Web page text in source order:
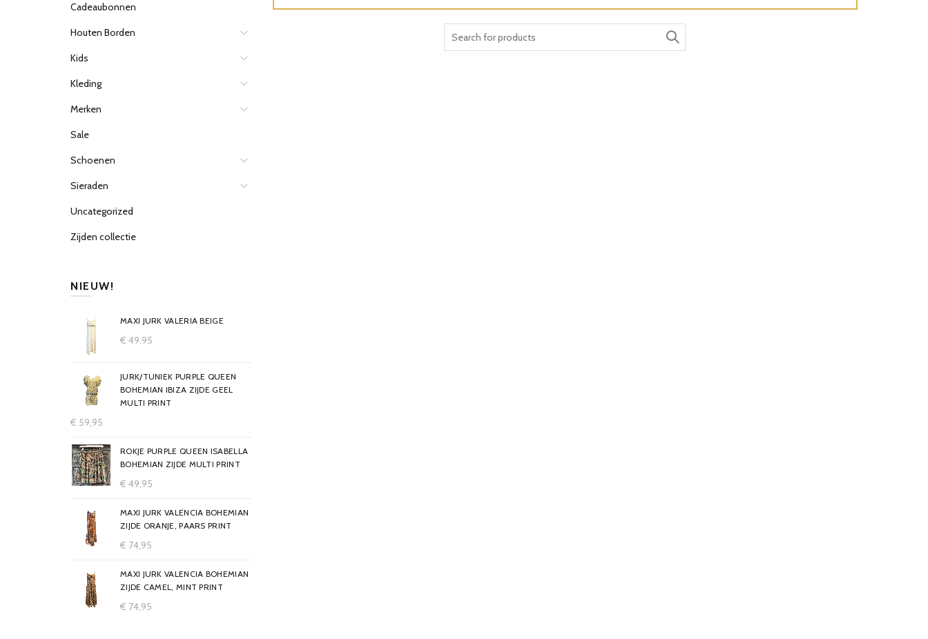
Cadeaubonnen
Houten Borden
Kids
Kleding
Merken
Sale
Schoenen
Sieraden
Uncategorized
Zijden collectie
NIEUW!
MAXI JURK VALERIA BEIGE
€ 49,95
JURK/TUNIEK PURPLE QUEEN
BOHEMIAN IBIZA ZIJDE GEEL
MULTI PRINT
€ 59,95
ROKJE PURPLE QUEEN ISABELLA
BOHEMIAN ZIJDE MULTI PRINT
€ 49,95
MAXI JURK VALENCIA BOHEMIAN
ZIJDE ORANJE, PAARS PRINT
€ 74,95
MAXI JURK VALENCIA BOHEMIAN
ZIJDE CAMEL, MINT PRINT
€ 74,95